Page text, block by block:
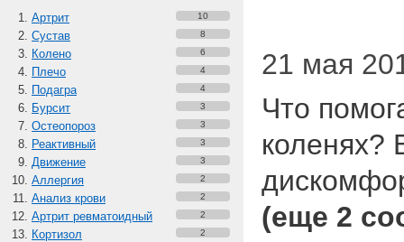
Артрит 10
Сустав 8
Колено 6
Плечо 4
Подагра 4
Бурсит 3
Остеопороз 3
Реактивный 3
Движение 3
Аллергия 2
Анализ крови 2
Артрит ревматоидный 2
Кортизол 2
21 мая
Что
коленях?
(еще 2